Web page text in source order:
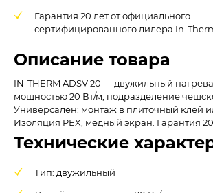
Гарантия 20 лет от официального
сертифицированного дилера In-
Описание товара
IN-THERM ADSV 20 — двужильный
мощностью 20 Вт/м, подразделение
Универсален: монтаж в плиточный клей
Изоляция PEX, медный экран. Гарантия 20
Технические
Тип: двужильный